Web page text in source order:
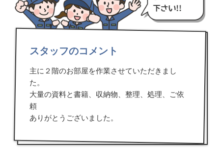
スタッフのコメント
主に２階のお部屋を作業させていただきまし
た。
大量の資料と書籍、収納物、整理、処理、ご依
頼
ありがとうございました。